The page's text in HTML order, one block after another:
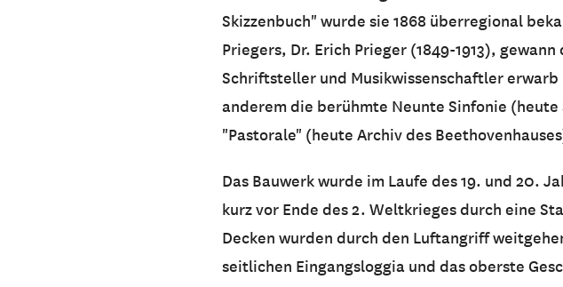
Skizzenbuch" wurde sie 1868 überregional
Priegers, Dr. Erich Prieger (1849-1913),
Schriftsteller und Musikwissenschaftler
anderem die berühmte Neunte Sinfonie
"Pastorale" (heute Archiv des
Das Bauwerk wurde im Laufe des 19. und 20.
kurz vor Ende des 2. Weltkrieges durch eine
Decken wurden durch den Luftangriff
seitlichen Eingangsloggia und das oberste